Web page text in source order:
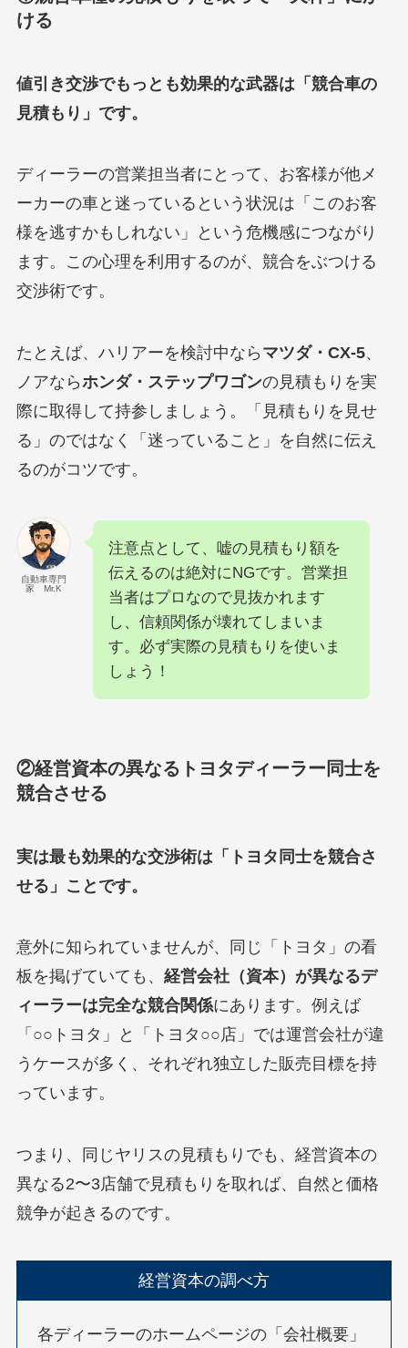
ける
値引き交渉でもっとも効果的な武器は「競合車の
見積もり」です。
ディーラーの営業担当者にとって、お客様が他メ
ーカーの車と迷っているという状況は「このお客
様を逃すかもしれない」という危機感につながり
ます。この心理を利用するのが、競合をぶつける
交渉術です。
たとえば、ハリアーを検討中なら マツダ・CX-5、
ノアならホンダ・ステップワゴンの見積もりを実
際に取得して持参しましょう。「見積もりを見せ
る」のではなく「迷っていること」を自然に伝え
るのがコツです。
自動車専門
家 Mr.K
注意点として、嘘の見積もり額を
伝えるのは絶対にNGです。営業担
当者はプロなので見抜かれます
し、信頼関係が壊れてしまいま
す。必ず実際の見積もりを使いま
しょう！
②経営資本の異なるトヨタディーラー同士を
競合させる
実は最も効果的な交渉術は「トヨタ同士を競合さ
せる」ことです。
意外に知られていませんが、同じ「トヨタ」の看
板を掲げていても、 経営会社（資本）が異なるデ
ィーラーは完全な競合関係にあります。例えば
「○○トヨタ」と「トヨタ○○店」では運営会社が違
うケースが多く、それぞれ独立した販売目標を持
っています。
つまり、同じヤリスの見積もりでも、経営資本の
異なる2〜3店舗で見積もりを取れば、自然と価格
競争が起きるのです。
経営資本の調べ方
各ディーラーのホームページの「会社概要」